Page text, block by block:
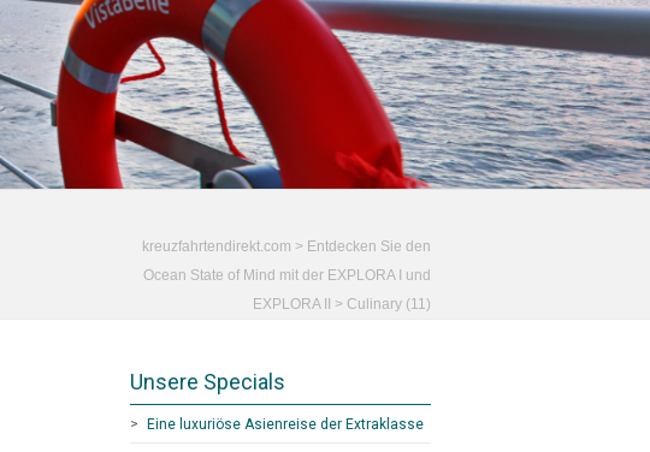
kreuzfahrtendirekt.com > Entdecken Sie den
Ocean State of Mind mit der EXPLORA I und
EXPLORA II > Culinary (11)
Unsere Specials
Eine luxuriöse Asienreise der Extraklasse